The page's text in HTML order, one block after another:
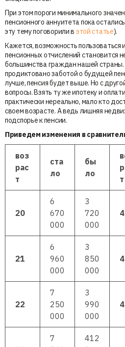
При этом пороги минимального
пенсионного аннуитета пока
эту тему поговорили в этой статье).
Кажется, возможность пользоваться
пенсионных отчислений становится
большинства граждан нашей
продиктовано заботой о будущей
лучше, пенсия будет выше. Но с
вопросы. Взять ту же ипотеку и
практически нереально, мало кто
своем возрасте. А ведь лишняя
подспорье к пенсии.
Приведем изменения в
воз
рас
т
ста
ло
бы
ло
т
20
6
670
000
3
720
000
21
6
960
000
3
850
000
22
7
250
000
3
990
000
7
412